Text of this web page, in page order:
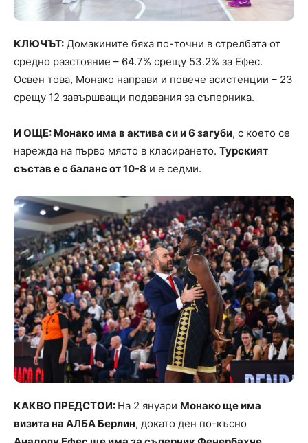
КЛЮЧЪТ: Домакините бяха по-точни в стрелбата от
средно разстояние – 64.7% срещу 53.2% за Ефес.
Освен това, Монако направи и повече асистенции – 23
срещу 12 завършващи подавания за съперника.
И ОЩЕ: Монако има в актива си и 6 загуби, с което се
нарежда на първо място в класирането. Турският
състав е с баланс от 10-8 и е седми.
КАКВО ПРЕДСТОИ: На 2 януари Монако ще има
визита на АЛБА Берлин, докато ден по-късно